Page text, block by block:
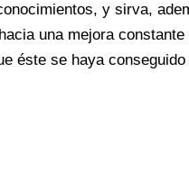
y sirva,
una mejora constante
éste se haya